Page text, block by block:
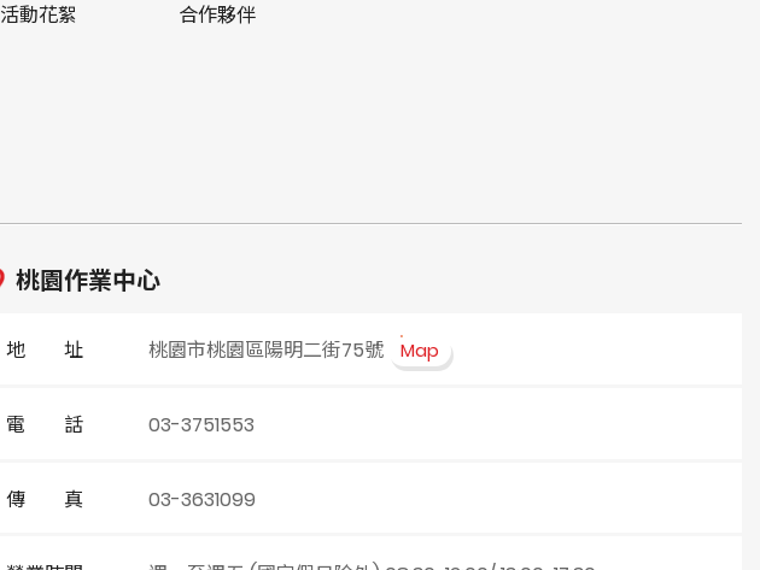
活動花絮 合作夥伴
桃園作業中心
地 址 桃園市桃園區陽明二街75號 Map
電 話 03-3751553
傳 真 03-3631099